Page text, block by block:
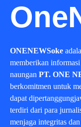
ONENEWSoke
memberikan
naungan PT. ONE
berkomitmen untuk
dapat
terdiri dari para
menjaga integritas